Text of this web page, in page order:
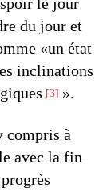
du jour et
«un état
inclinations
3 ».
compris à
avec la fin